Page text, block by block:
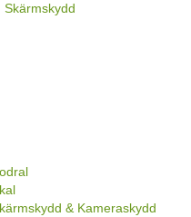
Skärmskydd
& Kameraskydd